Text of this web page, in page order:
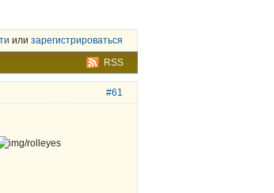
или зарегистрироваться
RSS
#61